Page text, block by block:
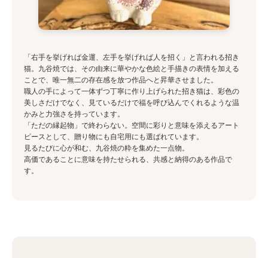
「右手を挙げれば金運、左手を挙げれば人を招く」と言われる招き
猫。九谷焼では、その由来に華やかな色絵と手描きの表情を加える
ことで、唯一無二の存在感を放つ作品へと昇華させました。
職人の手によって一体ずつ丁寧に作り上げられた招き猫は、彩色の
美しさだけでなく、見ているだけで福を呼び込んでくれるような温
かみと力強さを持っています。
「ただの縁起物」で終わらない。空間に彩りと意味を添えるアート
ピースとして、贈り物にも自宅用にも選ばれています。
見るたびに心が和む、九谷焼の粋を集めた一点物。
高価であることに意味を持たせられる、共感と納得のある作品で
す。